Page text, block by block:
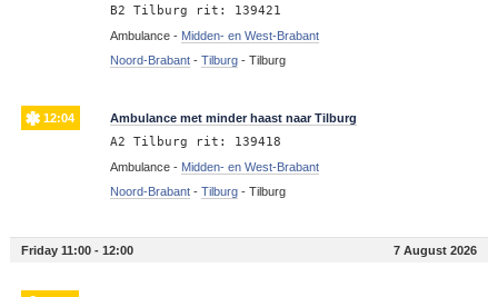
B2 Tilburg rit: 139421
Ambulance - Midden- en West-Brabant
Noord-Brabant- Tilburg- Tilburg
12:04 Ambulance met minder haast naar Tilburg
A2 Tilburg rit: 139418
Ambulance - Midden- en West-Brabant
Noord-Brabant- Tilburg- Tilburg
Friday 11:00 - 12:00 7 August 2026